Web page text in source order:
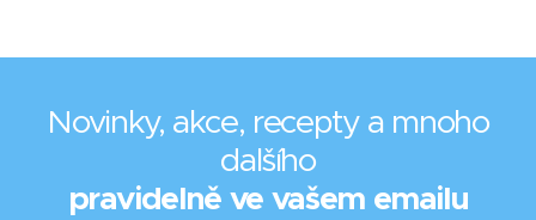
Novinky, akce, recepty a mnoho
dalšího
pravidelně ve vašem emailu